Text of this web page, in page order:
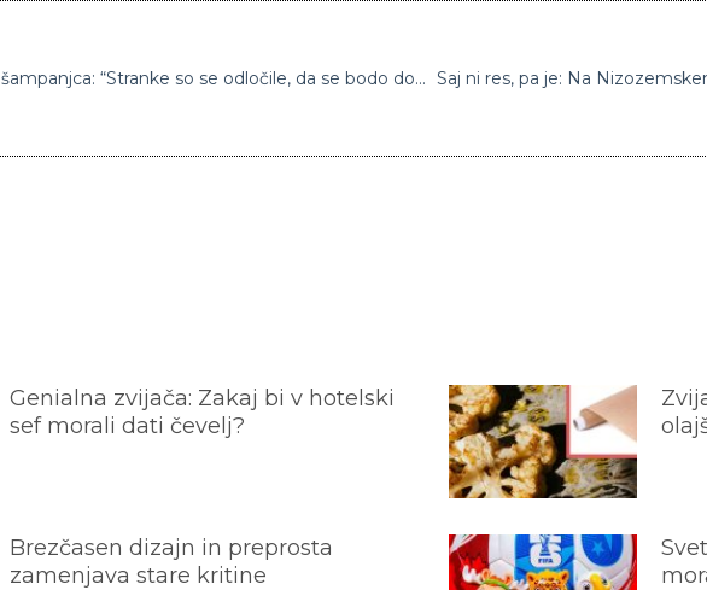
Lani rekordna prodaja šampanjca: “Stranke so se odločile, da se bodo doma razvajale in si ustvarile trenutke veselja”
Genialna zvijača: Zakaj bi v hotelski
sef morali dati čevelj?
Brezčasen dizajn in preprosta
zamenjava stare kritine